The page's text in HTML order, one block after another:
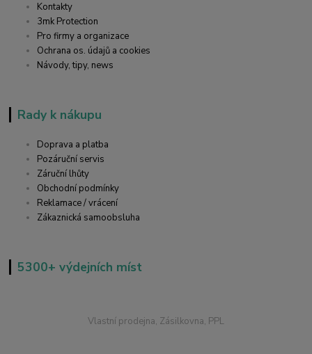
Kontakty
3mk Protection
Pro firmy a organizace
Ochrana os. údajů a cookies
Návody, tipy, news
Rady k nákupu
Doprava a platba
Pozáruční servis
Záruční lhůty
Obchodní podmínky
Reklamace / vrácení
Zákaznická samoobsluha
5300+ výdejních míst
Vlastní prodejna, Zásilkovna, PPL